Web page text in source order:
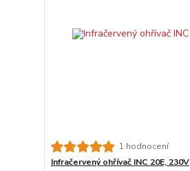
1 hodnocení
Infračervený ohřívač INC 20E, 230V